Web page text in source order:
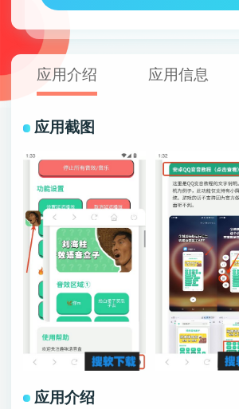
应用介绍 应用信息
应用截图
应用介绍